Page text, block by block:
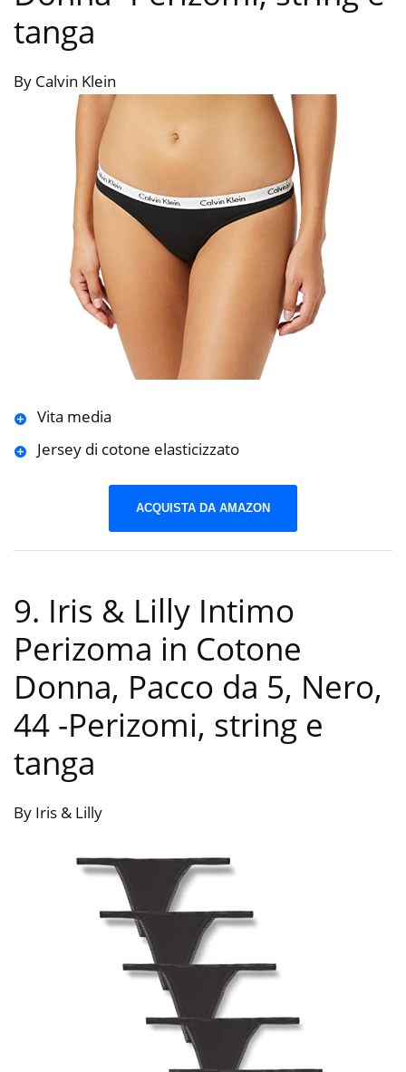
tanga
By Calvin Klein
Vita media
Jersey di cotone elasticizzato
ACQUISTA DA AMAZON
9. Iris & Lilly Intimo
Perizoma in Cotone
Donna, Pacco da 5, Nero,
44 -Perizomi, string e
tanga
By Iris & Lilly